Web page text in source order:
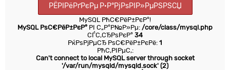
РЁРІРёРґРєРµ Р·Р°РјРѕРІР»РµРЅРЅСЏ
MySQL РћС€РёР±РєР°!
MySQL РѕС€РёР±РєР° РІ С„Р°Р№Р»Рµ: /core/class/mysql.php
СЃС‚СЂРѕРєР° 34
РќРѕРјРµСЂ РѕС€РёР±РєРё: 1
РћС‚РІРµС‚:
Can't connect to local MySQL server through socket
'/var/run/mysqld/mysqld.sock' (2)